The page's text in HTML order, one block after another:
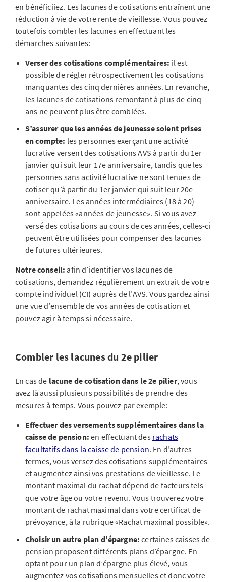
en bénéficiiez. Les lacunes de cotisations entraînent une
réduction à vie de votre rente de vieillesse. Vous pouvez
toutefois combler les lacunes en effectuant les
démarches suivantes:
Verser des cotisations complémentaires: il est
possible de régler rétrospectivement les cotisations
manquantes des cinq dernières années. En revanche,
les lacunes de cotisations remontant à plus de cinq
ans ne peuvent plus être comblées.
S’assurer que les années de jeunesse soient prises
en compte: les personnes exerçant une activité
lucrative versent des cotisations AVS à partir du 1er
janvier qui suit leur 17e anniversaire, tandis que les
personnes sans activité lucrative ne sont tenues de
cotiser qu’à partir du 1er janvier qui suit leur 20e
anniversaire. Les années intermédiaires (18 à 20)
sont appelées «années de jeunesse». Si vous avez
versé des cotisations au cours de ces années, celles-ci
peuvent être utilisées pour compenser des lacunes
de futures ultérieures.
Notre conseil: afin d’identifier vos lacunes de
cotisations, demandez régulièrement un extrait de votre
compte individuel (CI) auprès de l’AVS. Vous gardez ainsi
une vue d’ensemble de vos années de cotisation et
pouvez agir à temps si nécessaire.
Combler les lacunes du 2e pilier
En cas de lacune de cotisation dans le 2e pilier, vous
avez là aussi plusieurs possibilités de prendre des
mesures à temps. Vous pouvez par exemple:
Effectuer des versements supplémentaires dans la
caisse de pension:en effectuant des rachats
facultatifs dans la caisse de pension. En d’autres
termes, vous versez des cotisations supplémentaires
et augmentez ainsi vos prestations de vieillesse. Le
montant maximal du rachat dépend de facteurs tels
que votre âge ou votre revenu. Vous trouverez votre
montant de rachat maximal dans votre certificat de
prévoyance, à la rubrique «Rachat maximal possible».
Choisir un autre plan d’épargne: certaines caisses de
pension proposent différents plans d’épargne. En
optant pour un plan d’épargne plus élevé, vous
augmentez vos cotisations mensuelles et donc votre